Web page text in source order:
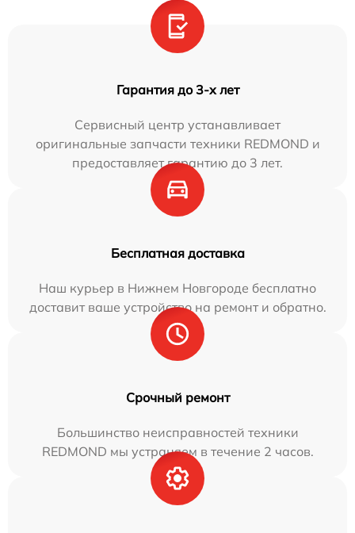
Гарантия до 3-х лет
Сервисный центр устанавливает
оригинальные запчасти техники REDMOND и
предоставляет гарантию до 3 лет.
Бесплатная доставка
Наш курьер в Нижнем Новгороде бесплатно
доставит ваше устройство на ремонт и обратно.
Срочный ремонт
Большинство неисправностей техники
REDMOND мы устраняем в течение 2 часов.